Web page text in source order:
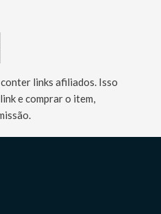
links afiliados. Isso
e comprar o item,